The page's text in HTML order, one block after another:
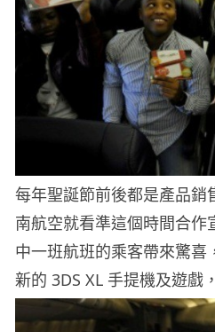
每年聖誕節前後都是產品銷
南航空就看準這個時間合
中一班航班的乘客帶來驚
新的 3DS XL 手提機及遊戲